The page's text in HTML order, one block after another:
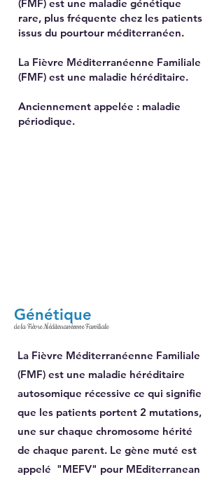
(FMF) est une maladie génétique
rare, plus fréquente chez les patients
issus du pourtour méditerranéen.
La Fièvre Méditerranéenne Familiale
(FMF) est une maladie héréditaire.
Anciennement appelée : maladie
périodique.
Génétique
de la Fièvre Méditerranéenne Familiale
La Fièvre Méditerranéenne Familiale
(FMF) est une maladie héréditaire
autosomique récessive ce qui signifie
que les patients portent 2 mutations,
une sur chaque chromosome hérité
de chaque parent. Le gène muté est
appelé "MEFV" pour MEditerranean